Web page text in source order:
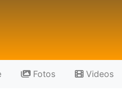
Fotos Videos